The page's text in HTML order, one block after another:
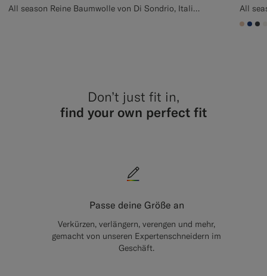
All season Reine Baumwolle von Di Sondrio, Italien
Don’t just fit in,
find your own perfect fit
Passe deine Größe an
Verkürzen, verlängern, verengen und mehr,
gemacht von unseren Expertenschneidern im
Geschäft.